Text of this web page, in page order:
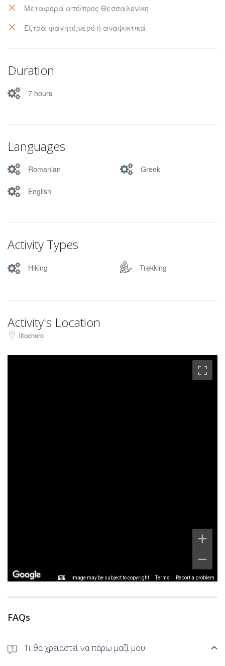
Μεταφορά από/προς Θεσσαλονίκη
Έξτρα φαγητό,νερό ή αναψυκτικά
Duration
7 hours
Languages
Romanian Greek
English
Activity Types
Hiking Trekking
Activity's Location
litochoro
Image may be subject to copyright Terms Report a problem
FAQs
Τι θα χρειαστεί να πάρω μαζί μου